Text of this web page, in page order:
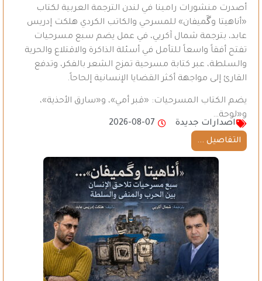
أصدرت منشورات رامينا في لندن الترجمة العربية لكتاب
«أناهيتا وگَميفان» للمسرحي والكاتب الكردي هلكت إدريس
عابد، بترجمة شمال آكريي، في عمل يضم سبع مسرحيات
تفتح أفقاً واسعاً للتأمل في أسئلة الذاكرة والاقتلاع والحرية
والسلطة، عبر كتابة مسرحية تمزج الشعر بالفكر، وتدفع
القارئ إلى مواجهة أكثر القضايا الإنسانية إلحاحاً.
يضم الكتاب المسرحيات: «قبر أمي»، و«سارق الأحذية»،
و«لوحة…
اصدارات جديدة
2026-08-07
التفاصيل ...